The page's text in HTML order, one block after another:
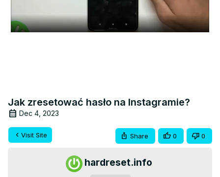
Video
Jak zresetować hasło na Instagramie?
Dec 4, 2023
Visit Site Share 0 0
hardreset.info